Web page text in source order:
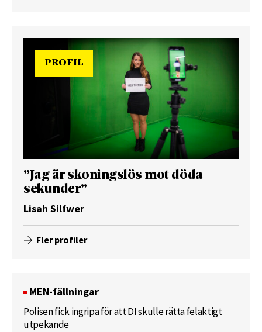
PROFIL
”Jag är skoningslös mot döda
sekunder”
Lisah Silfwer
Fler profiler
MEN-fällningar
Polisen fick ingripa för att DI skulle rätta felaktigt
utpekande